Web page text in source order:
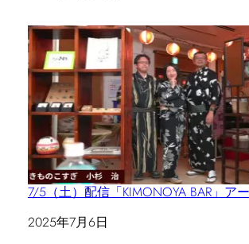
7/5（土）配信「KIMONOYA BAR」ア
日付
2025年7月6日